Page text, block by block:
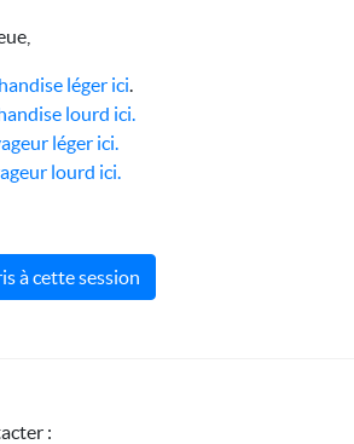
léger ici.
lourd ici.
léger ici.
lourd ici.
à cette session
: